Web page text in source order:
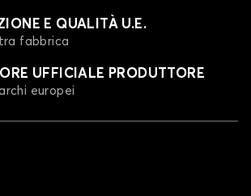
E QUALITÀ U.E.
fabbrica
UFFICIALE PRODUTTORE
europei